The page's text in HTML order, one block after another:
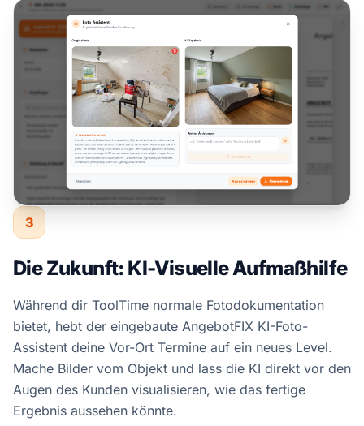
3
Die Zukunft: KI-Visuelle Aufmaßhilfe
Während dir ToolTime normale Fotodokumentation
bietet, hebt der eingebaute AngebotFIX KI-Foto-
Assistent deine Vor-Ort Termine auf ein neues Level.
Mache Bilder vom Objekt und lass die KI direkt vor den
Augen des Kunden visualisieren, wie das fertige
Ergebnis aussehen könnte.